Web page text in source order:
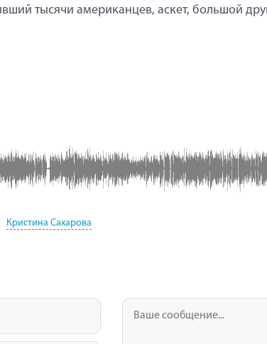
тысячи американцев, аскет, большой
Кристина Сахарова